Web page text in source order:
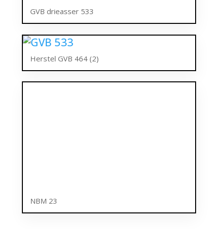
GVB drieasser 533
Herstel GVB 464 (2)
NBM 23